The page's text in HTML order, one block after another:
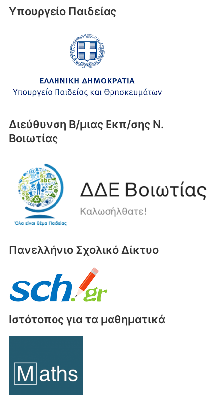
Υπουργείο Παιδείας
Διεύθυνση Β/μιας Εκπ/σης Ν.
Βοιωτίας
Πανελλήνιο Σχολικό Δίκτυο
Ιστότοπος για τα μαθηματικά